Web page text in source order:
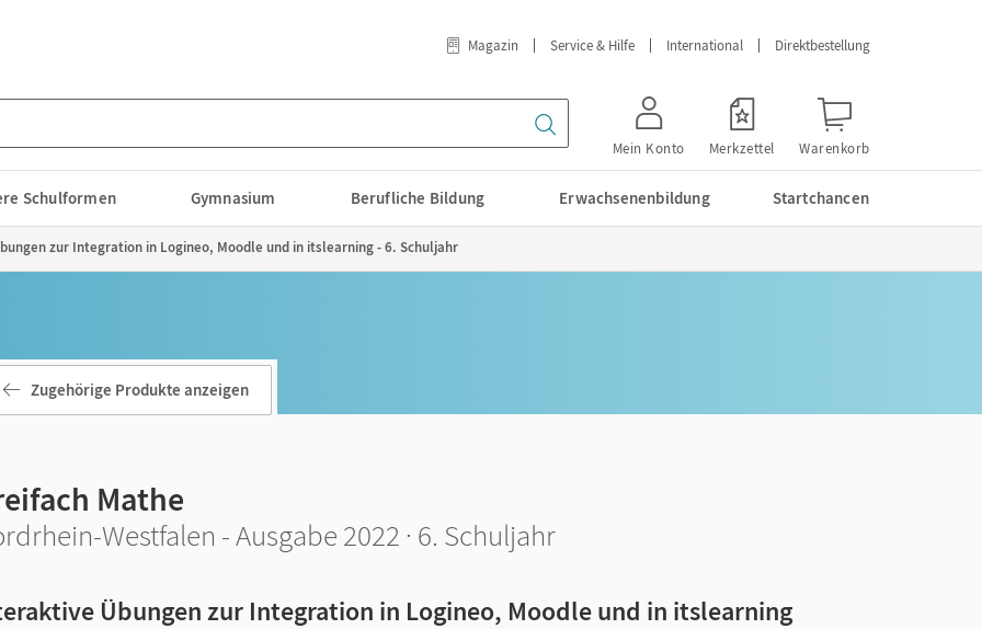
Magazin Service & Hilfe International Direktbestellung
Mein Konto Merkzettel Warenkorb
Schulformen Gymnasium Berufliche Bildung Erwachsenenbildung Startchancen
zur Integration in Logineo, Moodle und in itslearning - 6. Schuljahr
Zugehörige Produkte anzeigen
Mathe
Westfalen - Ausgabe 2022 · 6. Schuljahr
Übungen zur Integration in Logineo, Moodle und in itslearning